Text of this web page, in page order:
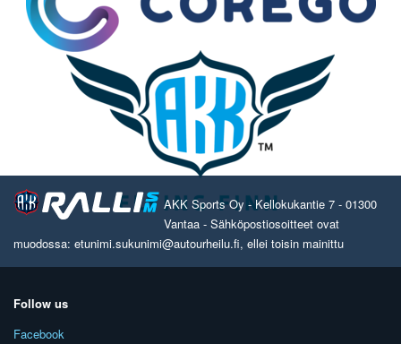
AKK Sports Oy - Kellokukantie 7 - 01300
Vantaa - Sähköpostiosoitteet ovat
muodossa: etunimi.sukunimi@autourheilu.fi, ellei toisin mainittu
Follow us
Facebook